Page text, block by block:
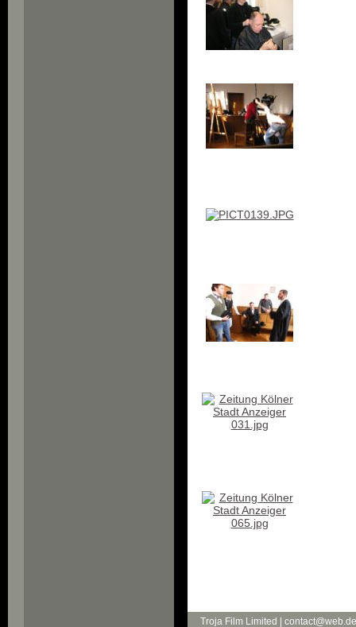
Troja Film Limited | contact@web.de